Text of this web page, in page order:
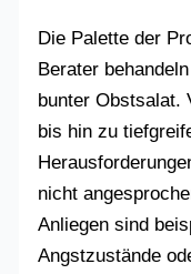
Die Palette der
Berater
bunter Obstsalat.
bis hin zu
nicht
Anliegen sind
Angstzustände